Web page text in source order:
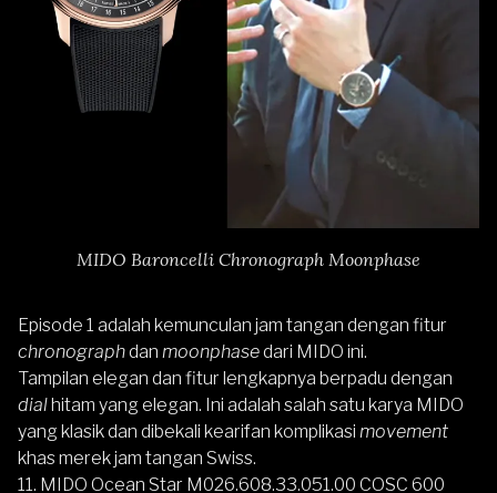
MIDO Baroncelli Chronograph Moonphase
Episode 1 adalah kemunculan jam tangan dengan fitur
chronographdan moonphasedari MIDO ini.
Tampilan elegan dan fitur lengkapnya berpadu dengan
dialhitam yang elegan. Ini adalah salah satu karya MIDO
yang klasik dan dibekali kearifan komplikasi movement
khas merek jam tangan Swiss.
11. MIDO Ocean Star M026.608.33.051.00 COSC 600